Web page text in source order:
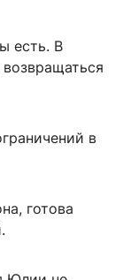
есть. В
в
готова